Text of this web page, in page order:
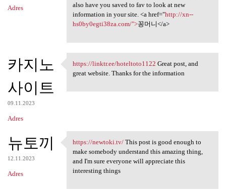
Adres
also have you saved to fav to look at new
information in your site. <a href="http://xn--
hs0by0egti38za.com/">꽁머니</a>
카지노
사이트
09.11.2023
Adres
https://linktr.ee
https://linktr.ee/hoteltoto1122 Great post, and
great website. Thanks for the information
뉴토끼
12.11.2023
Adres
https://newtoki.tv/ This post
https://newtoki.tv/This post is good enough to
make somebody understand this amazing thing,
and I'm sure everyone will appreciate this
interesting things